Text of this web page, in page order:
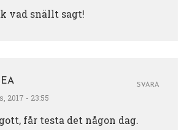
vad snällt sagt!
2017 - 23:55
får testa det någon dag.
SVARA